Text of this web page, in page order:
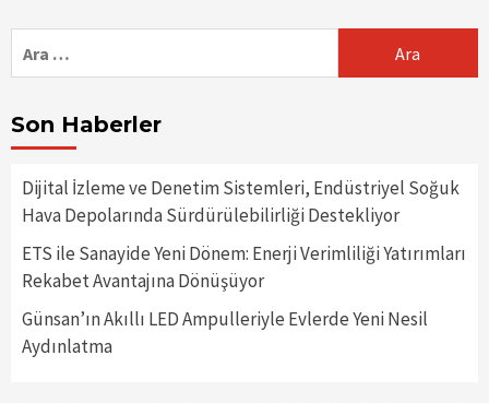
Son Haberler
Dijital İzleme ve Denetim Sistemleri, Endüstriyel Soğuk
Hava Depolarında Sürdürülebilirliği Destekliyor
ETS ile Sanayide Yeni Dönem: Enerji Verimliliği Yatırımları
Rekabet Avantajına Dönüşüyor
Günsan’ın Akıllı LED Ampulleriyle Evlerde Yeni Nesil
Aydınlatma